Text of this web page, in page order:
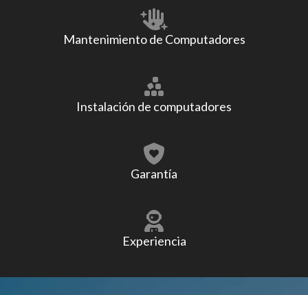
Mantenimiento de Computadores
Instalación de computadores
Garantía
Experiencia